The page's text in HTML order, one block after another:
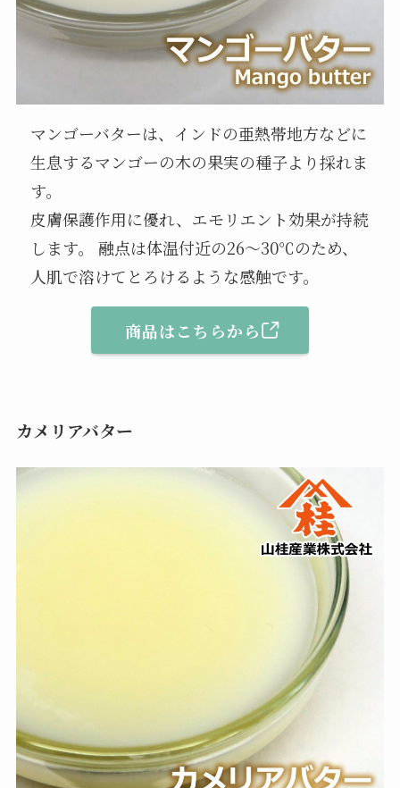
マンゴーバターは、インドの亜熱帯地方などに
生息するマンゴーの木の果実の種子より採れま
す。
皮膚保護作用に優れ、エモリエント効果が持続
します。 融点は体温付近の26～30℃のため、
人肌で溶けてとろけるような感触です。
商品はこちらから
カメリアバター